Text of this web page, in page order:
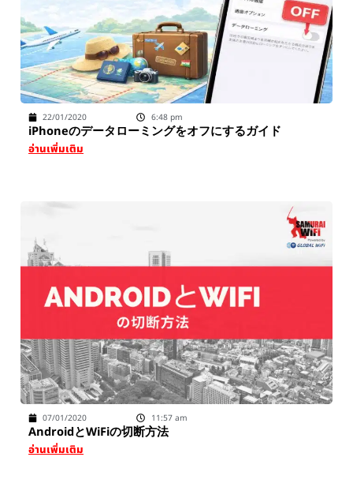
22/01/2020 6:48 pm
iPhoneのデータローミングをオフにするガイド
อ่านเพิ่มเติม
07/01/2020 11:57 am
AndroidとWiFiの切断方法
อ่านเพิ่มเติม